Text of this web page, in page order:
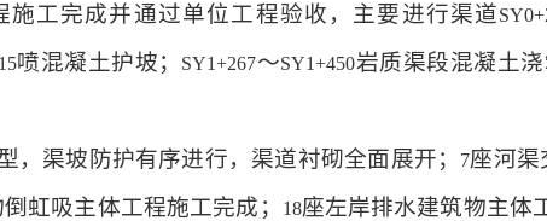
工完成并通过单位工程验收，主要进行渠道
喷混凝土护坡； SY1+267～SY1+450岩质渠段混凝土
，渠坡防护有序进行，渠道衬砌全面展开；
7座河渠
虹吸主体工程施工完成； 18座左岸排水建筑物主体